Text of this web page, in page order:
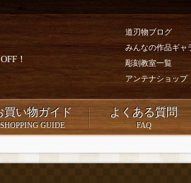
！
道刃物ブログ
みんなの作品ギャ
彫刻教室一覧
アンテナショップ
買い物ガイド
SHOPPING GUIDE
よくある質問
FAQ